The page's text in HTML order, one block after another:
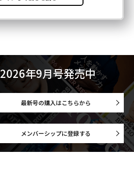
2026年9月号発売中
最新号の購入はこちらから
メンバーシップに登録する